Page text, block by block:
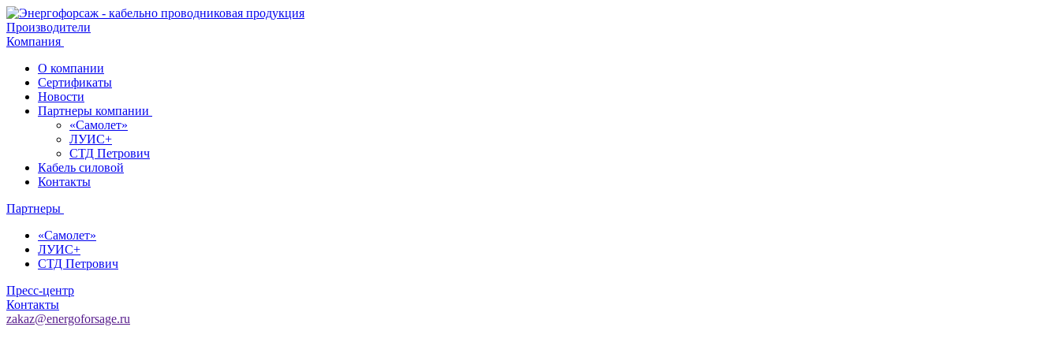
Производители
Компания
О компании
Сертификаты
Новости
Партнеры компании
«Самолет»
ЛУИС+
СТД Петрович
Кабель силовой
Контакты
Партнеры
«Самолет»
ЛУИС+
СТД Петрович
Пресс-центр
Контакты
zakaz@energoforsage.ru